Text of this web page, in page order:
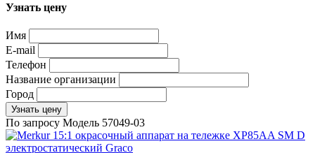
Узнать цену
Имя
E-mail
Телефон
Название организации
Город
Узнать цену
По запросу Модель 57049-03